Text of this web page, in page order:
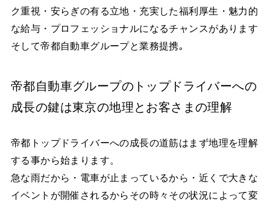
ク重視・安らぎの有る立地・充実した福利厚生・魅力的
な給与・プロフェッショナルになるチャンスがあります
そして帝都自動車グループと業務提携｡
帝都自動車グループのトップドライバーへの
成長の鍵は東京の地理とお客さまの理解
帝都トップドライバーへの成長の道筋はまず地理を理解
する事から始まります。
急な雨だから・電車が止まっているから・近くで大きな
イベントが開催されるからその時々その状況によって変